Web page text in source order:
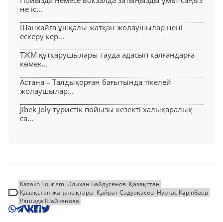
не іс...
Шанхайға ұшқалы жатқан жолаушылар нені
ескеру кер...
ТЖМ құтқарушылары тауда адасып қалғандарға
көмек...
Астана – Талдықорған бағытында тікелей
жолаушылар...
Jibek Joly туристік пойызы кезекті халықаралық
са...
Kazakh Tourism Әлихан Байдүсенов Қазақстан
Қазақстан жаңалықтары Қайрат Садуақасов Нұртас Кәріпбаев
Рашида Шайкенова